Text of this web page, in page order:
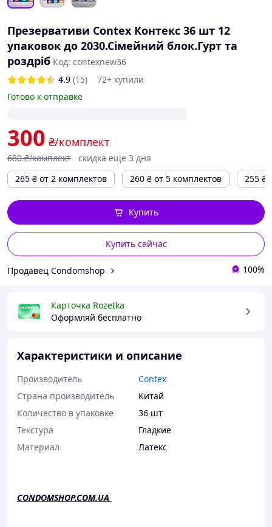
Презервативи Contex Контекс 36 шт 12
упаковок до 2030.Сімейний блок.Гурт та
роздріб Код: contexnew36
4.9 (15)
72+ купили
Готово к отправке
300 ₴/комплект
680 ₴/комплект
скидка еще 3 дня
265 ₴ от 2 комплектов 260 ₴ от 5 комплектов 255 ₴
Купить сейчас
Купить
Продавец Condomshop 100%
Карточка Rozetka
Оформляй бесплатно
Характеристики и описание
Производитель
Contex
Страна производитель
Китай
Количество в упаковке
36 шт
Текстура
Гладкие
Материал
Латекс
CONDOMSHOP.COM.UA